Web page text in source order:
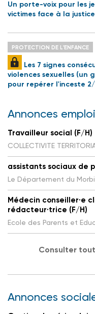
Un porte-voix pour les
victimes face à la justice
PROTECTION DE L'ENFANCE
Les 7 signes
violences sexuelles (un
pour repérer l'inceste
Annonces emploi
Travailleur social (F/H)
COLLECTIVITE
assistants sociaux de
Le Département du
Médecin conseiller·e
rédacteur·trice (F/H)
Ecole des Parents et
Consulter
Annonces